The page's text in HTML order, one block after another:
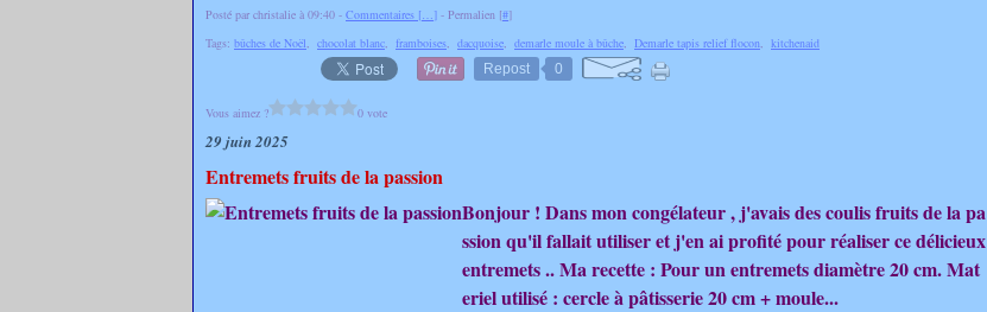
Posté par christalie à 09:40 - Commentaires […] - Permalien [#]
Tags: bûches de Noël, chocolat blanc, framboises, dacquoise, demarle moule à bûche, Demarle tapis relief flocon, kitchenaid
Repost
0
Vous aimez ? 0 vote
29 juin 2025
Entremets fruits de la passion
Bonjour ! Dans mon congélateur , j'avais des coulis fruits de la pa
ssion qu'il fallait utiliser et j'en ai profité pour réaliser ce délicieux
entremets .. Ma recette : Pour un entremets diamètre 20 cm. Mat
eriel utilisé : cercle à pâtisserie 20 cm + moule...